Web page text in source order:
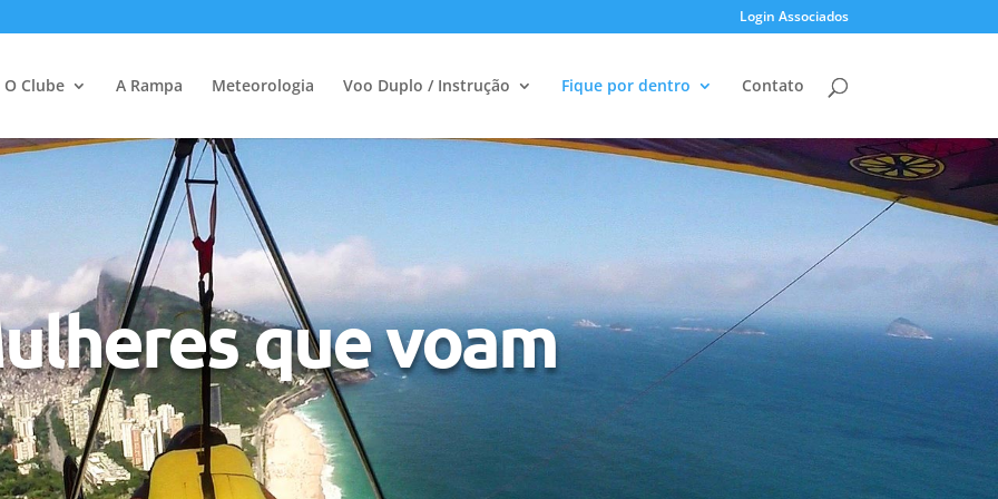
Login Associados
O Clube A Rampa Meteorologia Voo Duplo / Instrução Fique por dentro Contato
que voam